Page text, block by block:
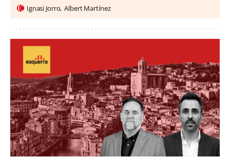
Ignasi Jorro Albert Martínez